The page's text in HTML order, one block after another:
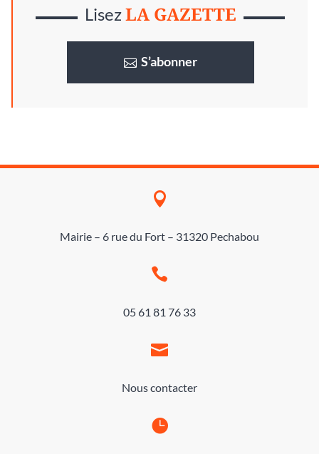
LisezLA GAZETTE
S’abonner

Mairie – 6 rue du Fort – 31320 Pechabou

05 61 81 76 33

Nous contacter
